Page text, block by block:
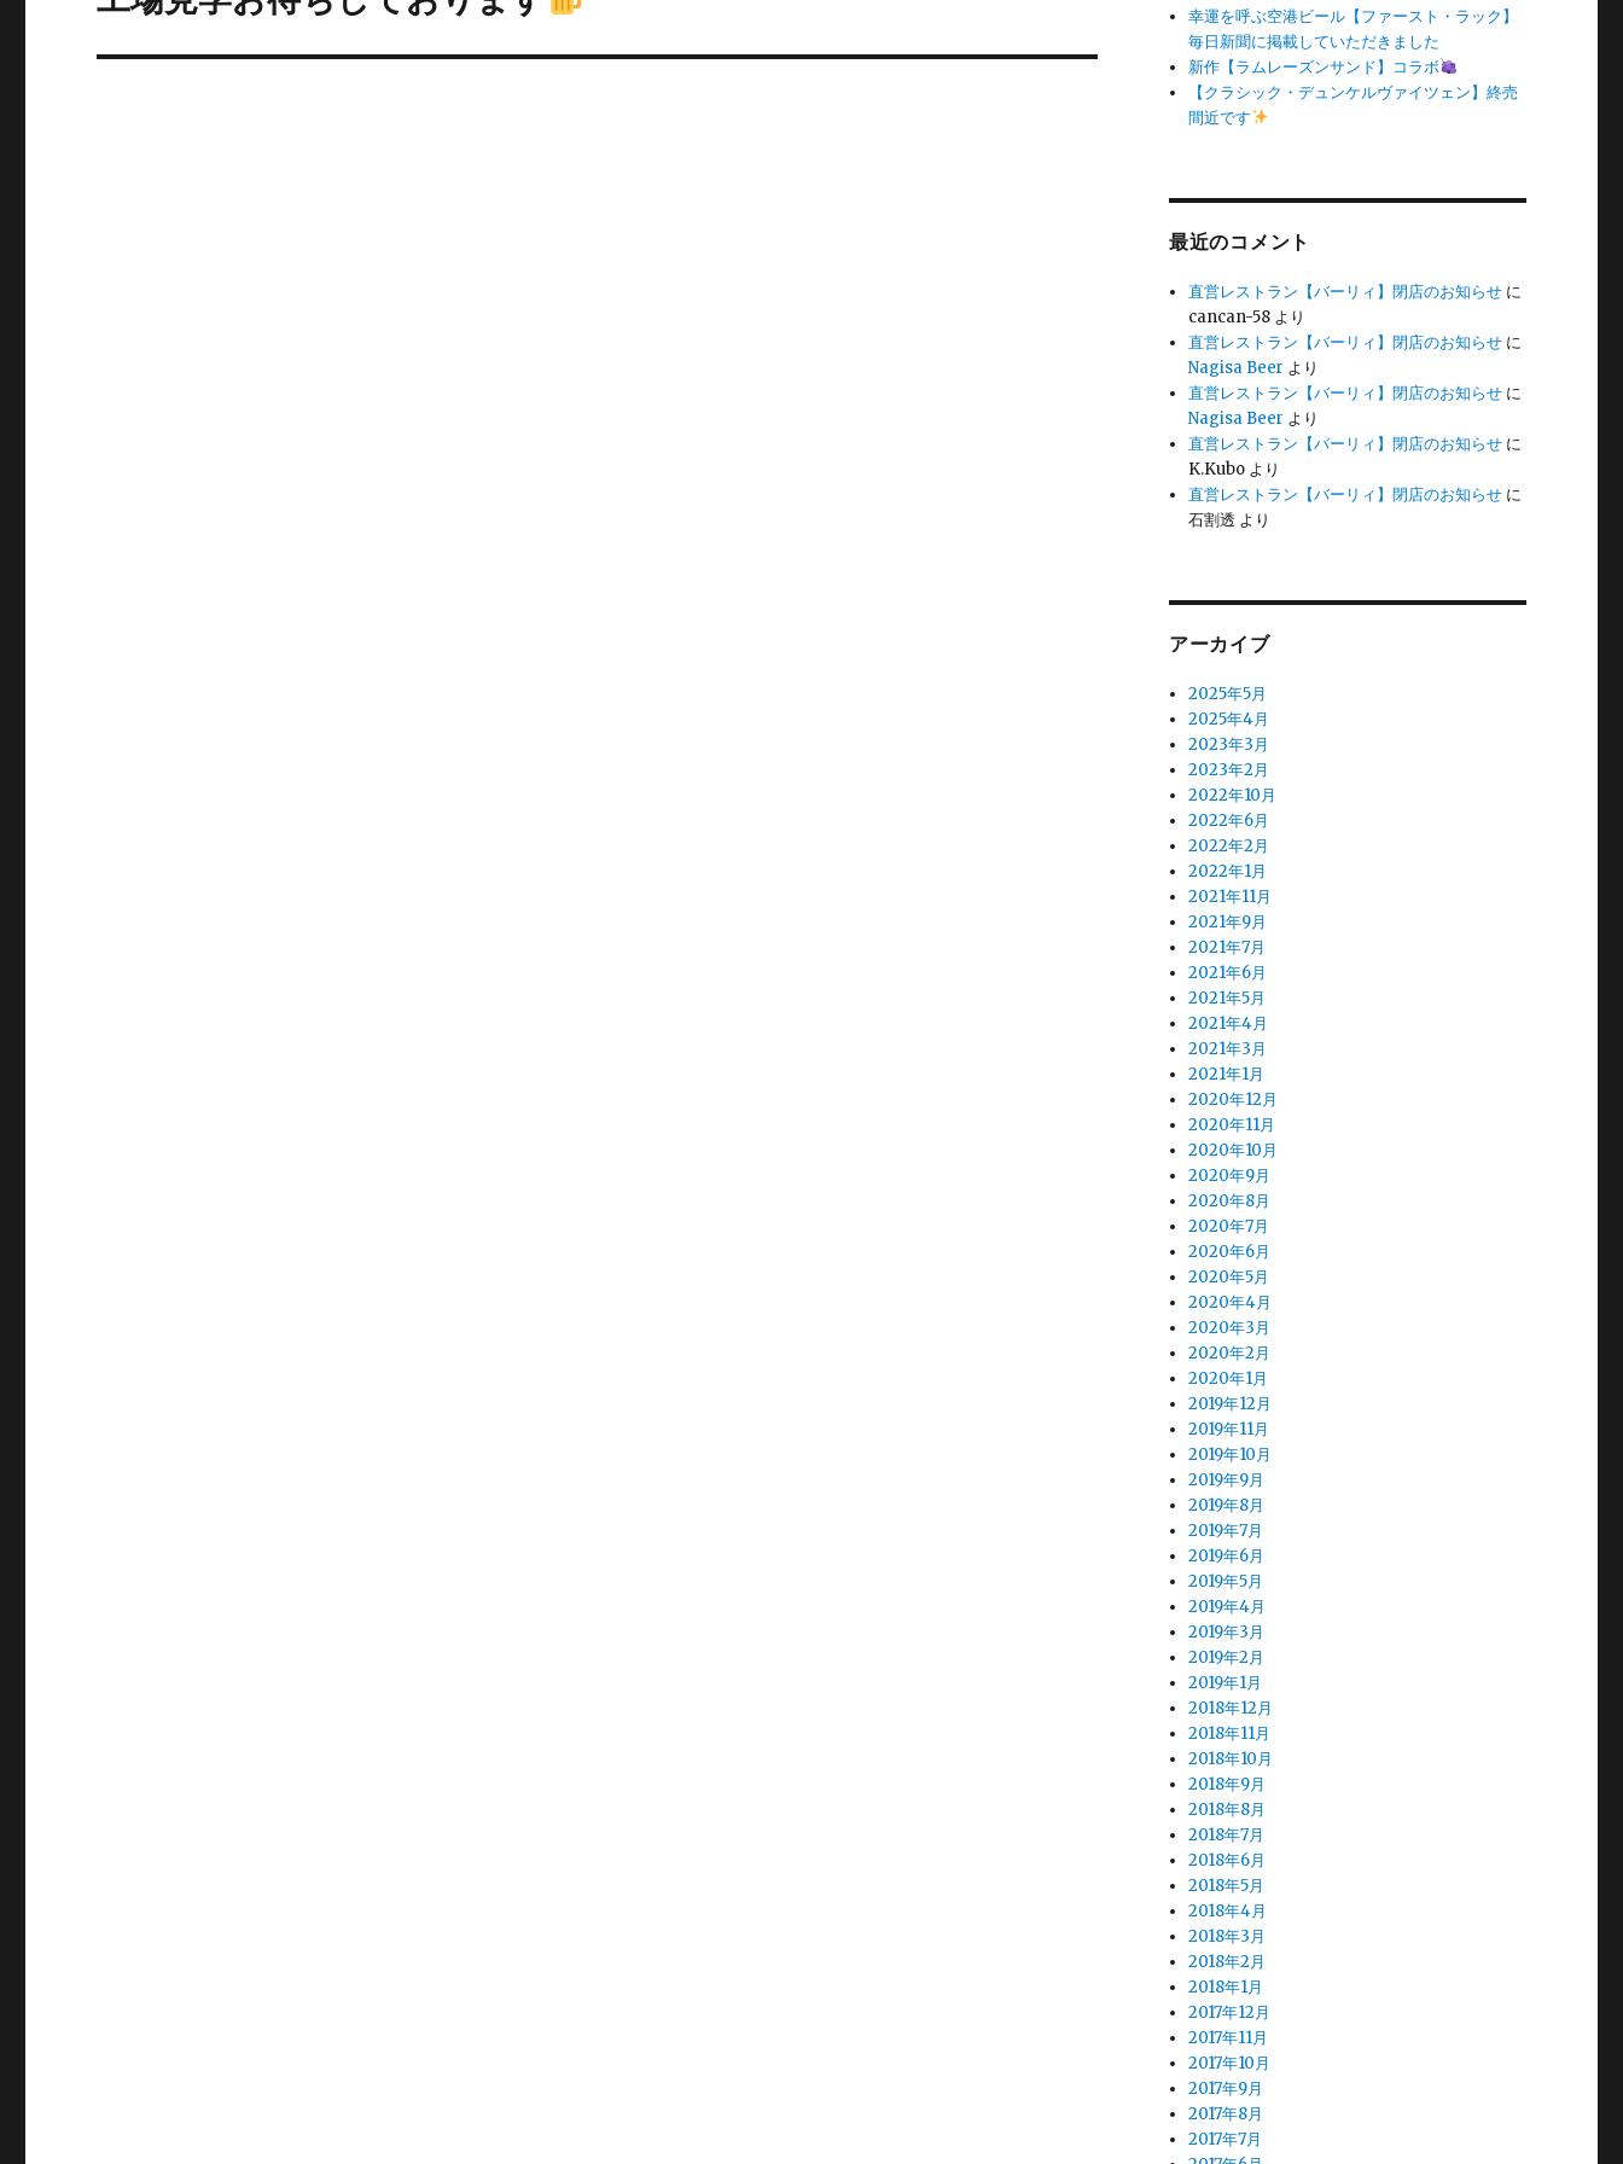
投
幸運を呼ぶ空港ビール【ファースト・ラック】
毎日新聞に掲載していただきました
新作【ラムレーズンサンド】コラボ
【クラシック・デュンケルヴァイツェン】終売
間近です
最近のコメント
直営レストラン【バーリィ】閉店のお知らせ に
cancan-58 より
直営レストラン【バーリィ】閉店のお知らせ に
Nagisa Beer より
直営レストラン【バーリィ】閉店のお知らせ に
Nagisa Beer より
直営レストラン【バーリィ】閉店のお知らせ に
K.Kubo より
直営レストラン【バーリィ】閉店のお知らせ に
石割透 より
アーカイブ
2025年5月
2025年4月
2023年3月
2023年2月
2022年10月
2022年6月
2022年2月
2022年1月
2021年11月
2021年9月
2021年7月
2021年6月
2021年5月
2021年4月
2021年3月
2021年1月
2020年12月
2020年11月
2020年10月
2020年9月
2020年8月
2020年7月
2020年6月
2020年5月
2020年4月
2020年3月
2020年2月
2020年1月
2019年12月
2019年11月
2019年10月
2019年9月
2019年8月
2019年7月
2019年6月
2019年5月
2019年4月
2019年3月
2019年2月
2019年1月
2018年12月
2018年11月
2018年10月
2018年9月
2018年8月
2018年7月
2018年6月
2018年5月
2018年4月
2018年3月
2018年2月
2018年1月
2017年12月
2017年11月
2017年10月
2017年9月
2017年8月
2017年7月